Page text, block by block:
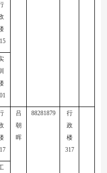
吕
朝
晖
88281879
行
政
楼
317